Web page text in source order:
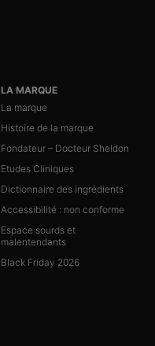
LA MARQUE
La marque
Histoire de la marque
Fondateur – Docteur Sheldon
Etudes Cliniques
Dictionnaire des ingrédients
Accessibilité : non conforme
Espace sourds et
malentendants
Black Friday 2026